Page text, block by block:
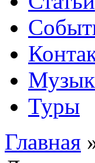
Туры
Главная